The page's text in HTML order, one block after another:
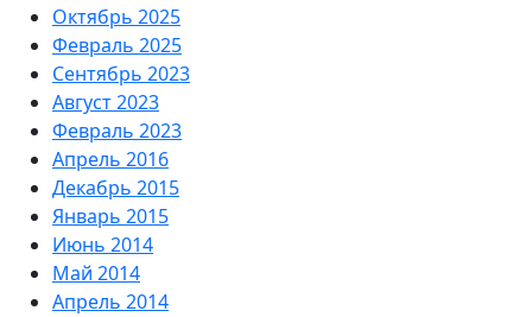
Октябрь 2025
Февраль 2025
Сентябрь 2023
Август 2023
Февраль 2023
Апрель 2016
Декабрь 2015
Январь 2015
Июнь 2014
Май 2014
Апрель 2014